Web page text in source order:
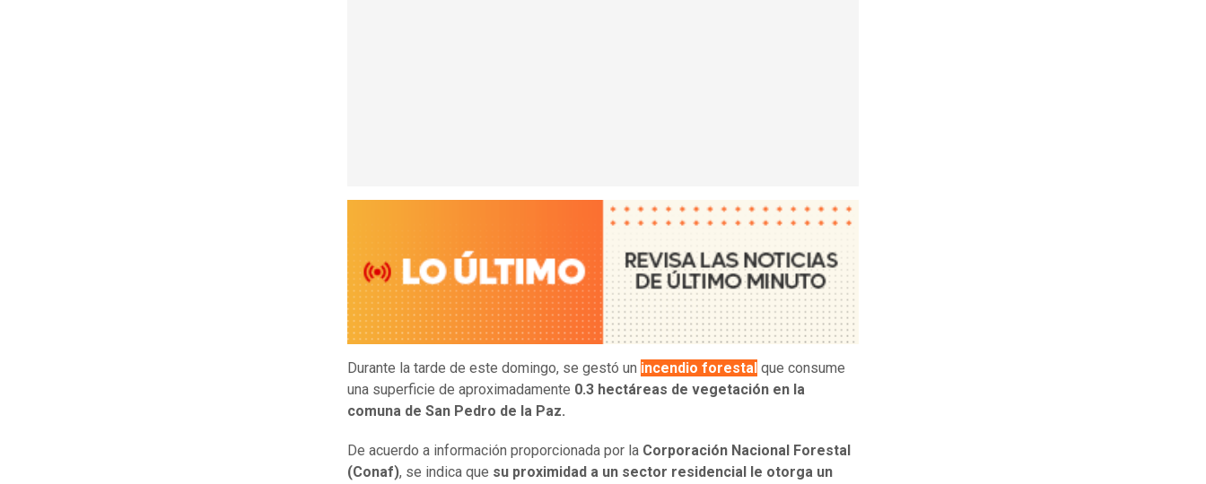
Durante la tarde de este domingo, se gestó un incendio forestal que consume
una superficie de aproximadamente 0.3 hectáreas de vegetación en la
comuna de San Pedro de la Paz.
De acuerdo a información proporcionada por la Corporación Nacional Forestal
(Conaf), se indica que su proximidad a un sector residencial le otorga un